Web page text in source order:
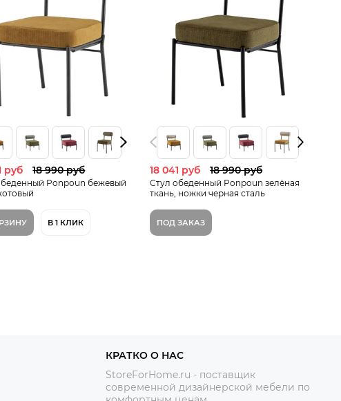
руб 18 990 руб
Ponpoun бежевый
В 1 КЛИК
18 041 руб 18 990 руб
Стул обеденный Ponpoun зелёная
ткань, ножки черная сталь
ПОД ЗАКАЗ
КРАТКО О НАС
StoreForHome.ru - поставщик
современной дизайнерской мебели по